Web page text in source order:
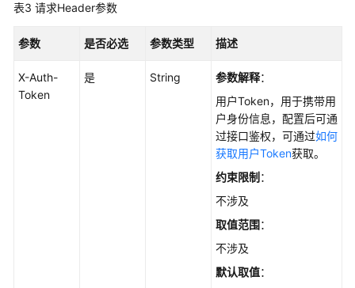
理
表3 请求Header参数
参数 是否必选 参数类型 描述
X-Auth-
Token
是 String 参数解释：
用户Token，用于携带用
户身份信息，配置后可通
过接口鉴权，可通过如何
获取用户Token获取。
约束限制 ：
不涉及
取值范围：
不涉及
默认取值：